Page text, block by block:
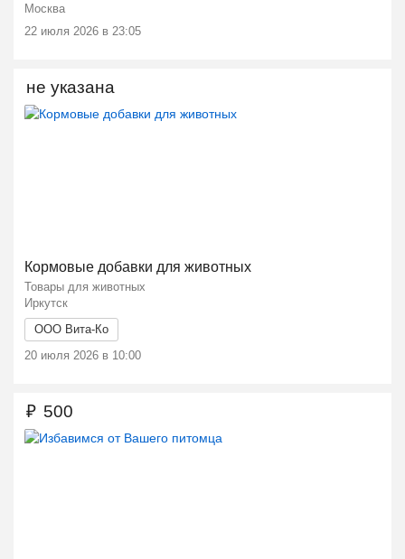
Москва
22 июля 2026 в 23:05
Кормовые добавки для животных
Товары для животных
Иркутск
ООО Вита-Ко
20 июля 2026 в 10:00
не указана
₽ 500